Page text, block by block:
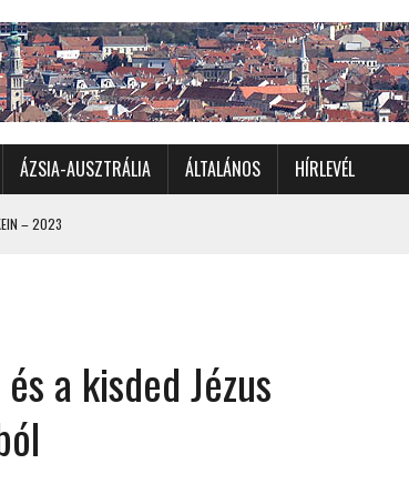
ÁZSIA-AUSZTRÁLIA ÁLTALÁNOS HÍRLEVÉL
– 2023
a kisded Jézus